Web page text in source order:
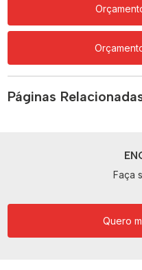
Páginas
Faça
Quero